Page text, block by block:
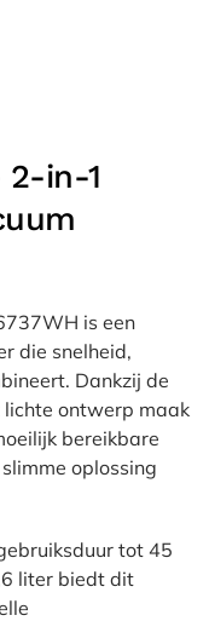
2-in-1
is een
die snelheid,
Dankzij de
ontwerp maak
bereikbare
oplossing
tot 45
liter biedt dit